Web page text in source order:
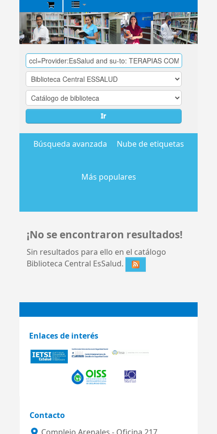
Biblioteca
Central
EsSalud
Ir
Búsqueda avanzada Nube de etiquetas
Más populares
¡No se encontraron resultados!
Sin resultados para ello en el catálogo
Biblioteca Central EsSalud.
Enlaces de interés
Contacto